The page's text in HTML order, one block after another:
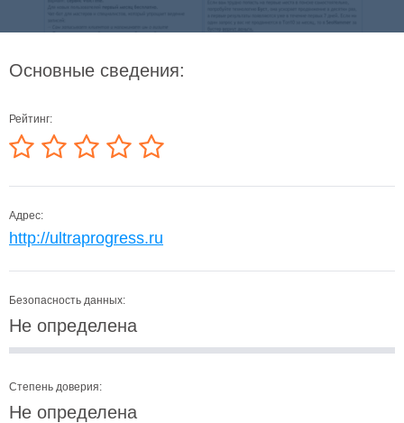
Основные сведения:
Рейтинг:
Адрес:
http://ultraprogress.ru
Безопасность данных:
Не определена
Степень доверия:
Не определена